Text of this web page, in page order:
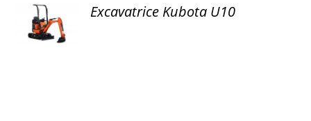
DÉTAILS
Excavatrice Kubota U10